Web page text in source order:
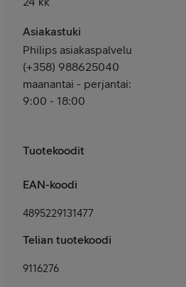
Asiakastuki
Philips asiakaspalvelu
(+358) 988625040
maanantai - perjantai:
9:00 - 18:00
Tuotekoodit
EAN-koodi
4895229131477
Telian tuotekoodi
9116276